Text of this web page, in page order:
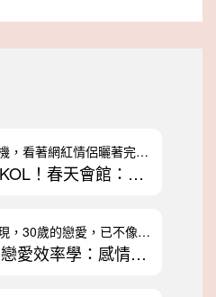
當你滑著手機，看著網紅情侶曬著完美無瑕的約會，是不是也曾納悶：為什麼
別再羨慕KOL！春天會館：真實幸福不是拿來表演的
你有沒有發現，30歲的戀愛，已不像年輕時純粹？以前戀愛很單純，只要喜
30歲後的戀愛效率學：感情裡該不該算投資報酬率？